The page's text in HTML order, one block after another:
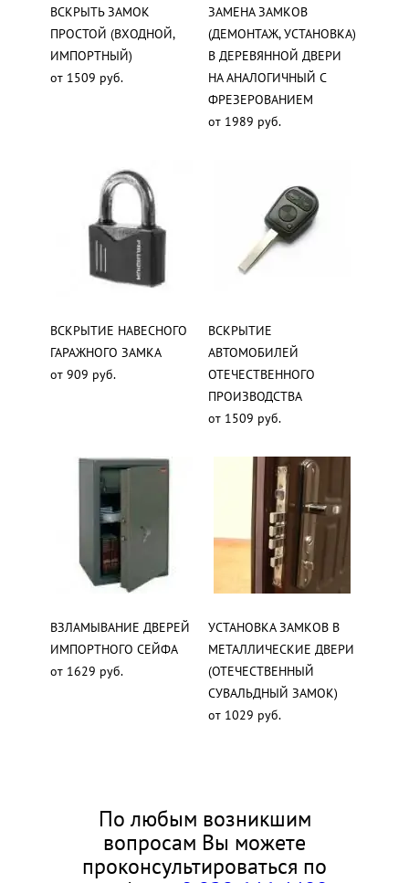
ВСКРЫТЬ ЗАМОК
ПРОСТОЙ (ВХОДНОЙ,
ИМПОРТНЫЙ)
от 1509 руб.
ЗАМЕНА ЗАМКОВ
(ДЕМОНТАЖ, УСТАНОВКА)
В ДЕРЕВЯННОЙ ДВЕРИ
НА АНАЛОГИЧНЫЙ С
ФРЕЗЕРОВАНИЕМ
от 1989 руб.
ВСКРЫТИЕ НАВЕСНОГО
ГАРАЖНОГО ЗАМКА
от 909 руб.
ВСКРЫТИЕ
АВТОМОБИЛЕЙ
ОТЕЧЕСТВЕННОГО
ПРОИЗВОДСТВА
от 1509 руб.
ВЗЛАМЫВАНИЕ ДВЕРЕЙ
ИМПОРТНОГО СЕЙФА
от 1629 руб.
УСТАНОВКА ЗАМКОВ В
МЕТАЛЛИЧЕСКИЕ ДВЕРИ
(ОТЕЧЕСТВЕННЫЙ
СУВАЛЬДНЫЙ ЗАМОК)
от 1029 руб.
По любым возникшим
вопросам Вы можете
проконсультироваться по